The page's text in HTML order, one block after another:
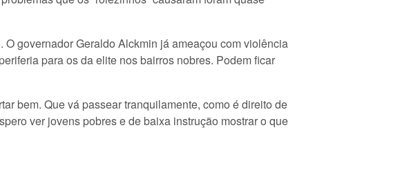
governador Geraldo Alckmin já ameaçou com violência
para os da elite nos bairros nobres. Podem ficar
bem. Que vá passear tranquilamente, como é direito de
ver jovens pobres e de baixa instrução mostrar o que